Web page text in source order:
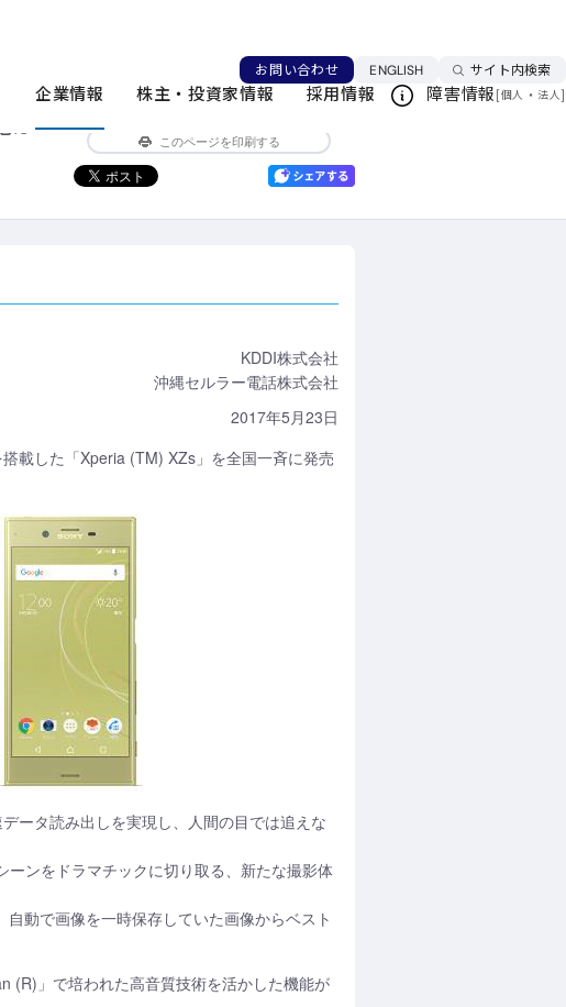
お問い合わせ ENGLISH言語を切り替える
サイト内検索
企業情報 株主・投資家情報 採用情報 障害情報[個人 ・ 法人]
が
このページを印刷する
KDDI株式会社
沖縄セルラー電話株式会社
2017年5月23日
載した「Xperia (TM) XZs」を全国一斉に発売
ータ読み出しを実現し、人間の目では追えな
ンをドラマチックに切り取る、新たな撮影体
動で画像を一時保存していた画像からベスト
(R)」で培われた高音質技術を活かした機能が